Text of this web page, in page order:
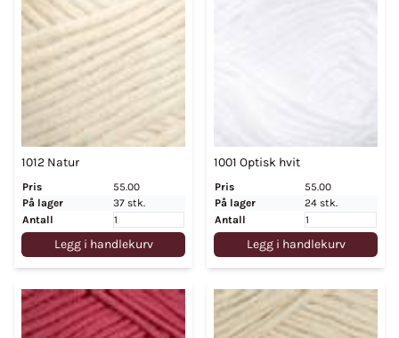
1012 Natur
Pris
55.00
På lager
37 stk.
Antall
Legg i handlekurv
1001 Optisk hvit
Pris
55.00
På lager
24 stk.
Antall
Legg i handlekurv